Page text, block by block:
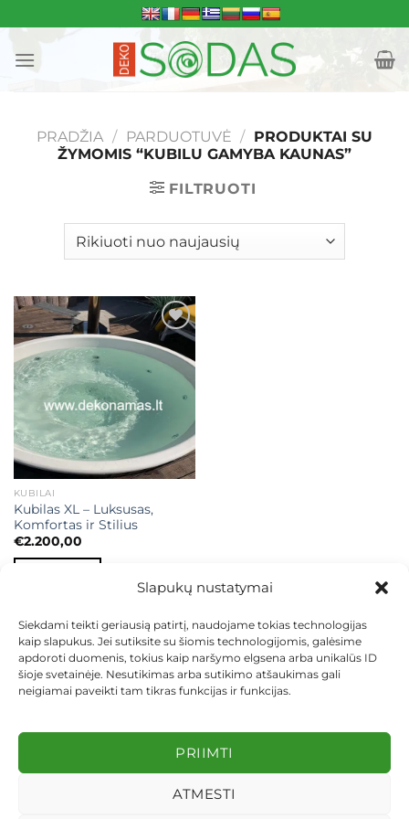
Slapukų nustatymai
Siekdami teikti geriausią patirtį, naudojame tokias technologijas
kaip slapukus. Jei sutiksite su šiomis technologijomis, galėsime
apdoroti duomenis, tokius kaip naršymo elgsena arba unikalūs ID
šioje svetainėje. Nesutikimas arba sutikimo atšaukimas gali
neigiamai paveikti tam tikras funkcijas ir funkcijas.
PRIIMTI
ATMESTI
to
content
PRADŽIA / PARDUOTUVĖ / PRODUKTAI SU
ŽYMOMIS “KUBILU GAMYBA KAUNAS”
FILTRUOTI
Mėgstamiausias
KUBILAI
Kubilas XL – Luksusas,
Komfortas ir Stilius
€2.200,00
KEITIMAS IR GRĄŽINIMAS
PRIVATUMO POLITIKA
Visos teisės saugomos 2026 ©dekosodas.lt